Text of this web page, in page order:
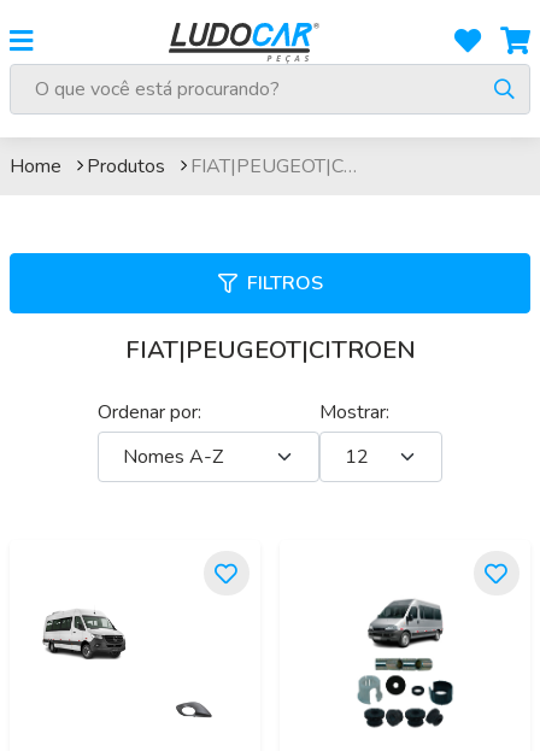
Home Produtos FIAT|PEUGEOT|CITROEN
FIAT|PEUGEOT|CITROEN
FILTROS
FIAT|PEUGEOT|CITROEN
Ordenar por: Mostrar: